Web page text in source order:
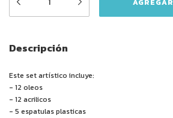
Descripción
Este set artístico incluye:
- 12 oleos
- 12 acrilicos
- 5 espatulas plasticas